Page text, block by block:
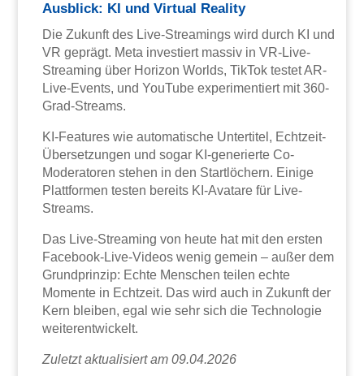
Ausblick: KI und Virtual Reality
Die Zukunft des Live-Streamings wird durch KI und
VR geprägt. Meta investiert massiv in VR-Live-
Streaming über Horizon Worlds, TikTok testet AR-
Live-Events, und YouTube experimentiert mit 360-
Grad-Streams.
KI-Features wie automatische Untertitel, Echtzeit-
Übersetzungen und sogar KI-generierte Co-
Moderatoren stehen in den Startlöchern. Einige
Plattformen testen bereits KI-Avatare für Live-
Streams.
Das Live-Streaming von heute hat mit den ersten
Facebook-Live-Videos wenig gemein – außer dem
Grundprinzip: Echte Menschen teilen echte
Momente in Echtzeit. Das wird auch in Zukunft der
Kern bleiben, egal wie sehr sich die Technologie
weiterentwickelt.
Zuletzt aktualisiert am 09.04.2026